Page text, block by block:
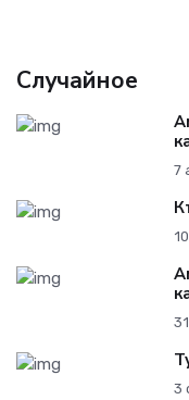
Случайное
7
3